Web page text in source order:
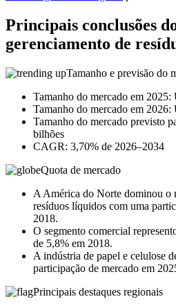
Principais conclusões
gerenciamento de
Tamanho e previsão do
Tamanho do mercado em
Tamanho do mercado em
Tamanho do mercado previsto
bilhões
CAGR: 3,70% de 2026–2034
Quota de mercado
A América do Norte dominou o
resíduos líquidos com uma
2018.
O segmento comercial
de 5,8% em 2018.
A indústria de papel e celulose
participação de mercado em
Principais destaques regionais